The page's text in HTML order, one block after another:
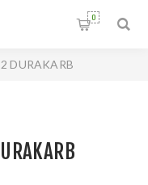
0
DURAKARB